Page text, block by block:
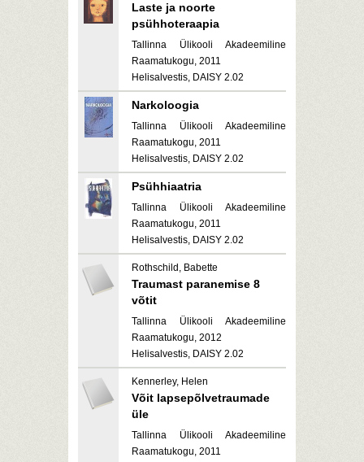
Laste ja noorte
psühhoteraapia
Tallinna Ülikooli Akadeemiline
Raamatukogu, 2011
Helisalvestis, DAISY 2.02
Narkoloogia
Tallinna Ülikooli Akadeemiline
Raamatukogu, 2011
Helisalvestis, DAISY 2.02
Psühhiaatria
Tallinna Ülikooli Akadeemiline
Raamatukogu, 2011
Helisalvestis, DAISY 2.02
Rothschild, Babette
Traumast paranemise 8
võtit
Tallinna Ülikooli Akadeemiline
Raamatukogu, 2012
Helisalvestis, DAISY 2.02
Kennerley, Helen
Võit lapsepõlvetraumade
üle
Tallinna Ülikooli Akadeemiline
Raamatukogu, 2011